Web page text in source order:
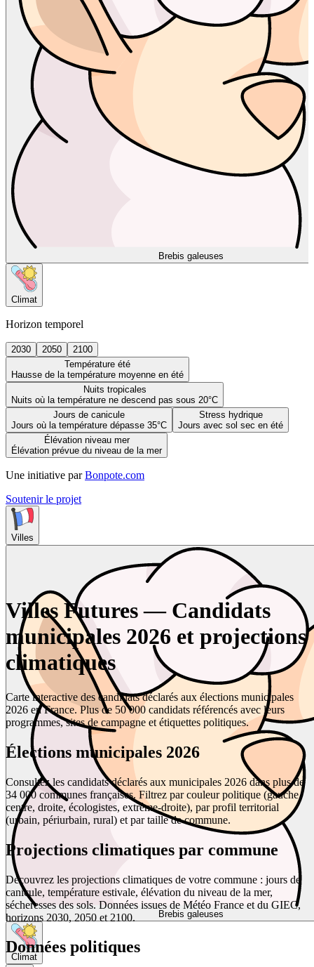
Brebis galeuses
Climat
Horizon temporel
2030 2050
2100
Température été
Hausse de la température moyenne en été
Nuits tropicales
Nuits où la température ne descend pas sous 20°C
Jours de canicule
Jours où la température dépasse 35°C
Stress hydrique
Jours avec sol sec en été
Élévation niveau mer
Élévation prévue du niveau de la mer
Une initiative par Bonpote.com
Soutenir le projet
Villes
Brebis galeuses
Climat
Villes Futures — Candidats
municipales 2026 et projections
climatiques
Carte interactive des candidats déclarés aux élections municipales
2026 en France. Plus de 50 000 candidats référencés avec leurs
programmes, sites de campagne et étiquettes politiques.
Élections municipales 2026
Consultez les candidats déclarés aux municipales 2026 dans plus de
34 000 communes françaises. Filtrez par couleur politique (gauche,
centre, droite, écologistes, extrême-droite), par profil territorial
(urbain, périurbain, rural) et par taille de commune.
Projections climatiques par commune
Découvrez les projections climatiques de votre commune : jours de
canicule, température estivale, élévation du niveau de la mer,
sécheresses des sols. Données issues de Météo France et du GIEC,
horizons 2030, 2050 et 2100.
Données politiques